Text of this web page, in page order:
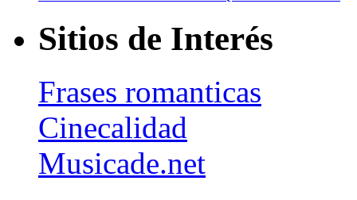
Sitios de Interés
Frases romanticas
Cinecalidad
Musicade.net